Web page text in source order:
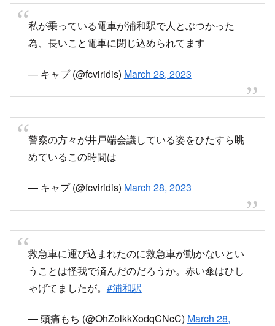
私が乗っている電車が浦和駅で人とぶつかった
為、長いこと電車に閉じ込められてます
— キャプ (@fcviridis) March 28, 2023
警察の方々が井戸端会議している姿をひたすら眺
めているこの時間は
— キャプ (@fcviridis) March 28, 2023
救急車に運び込まれたのに救急車が動かないとい
うことは怪我で済んだのだろうか。赤い傘はひし
ゃげてましたが。 #浦和駅
— 頭痛もち (@OhZolkkXodqCNcC) March 28,